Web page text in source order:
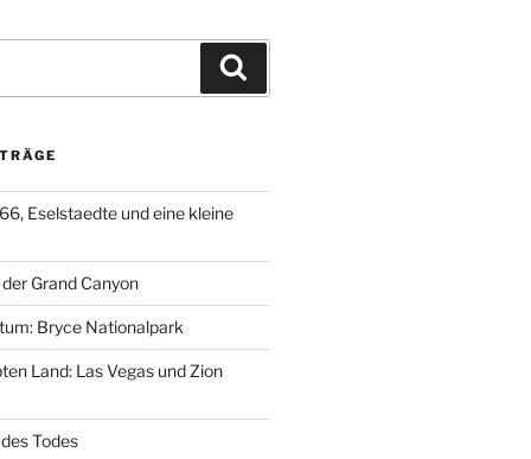
Eselstaedte und eine kleine
Grand Canyon
Bryce Nationalpark
Land: Las Vegas und Zion
Todes